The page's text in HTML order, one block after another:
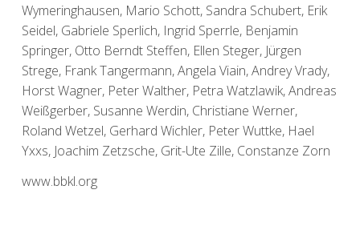
Wymeringhausen, Mario Schott, Sandra Schubert, Erik
Seidel, Gabriele Sperlich, Ingrid Sperrle, Benjamin
Springer, Otto Berndt Steffen, Ellen Steger, Jürgen
Strege, Frank Tangermann, Angela Viain, Andrey Vrady,
Horst Wagner, Peter Walther, Petra Watzlawik, Andreas
Weißgerber, Susanne Werdin, Christiane Werner,
Roland Wetzel, Gerhard Wichler, Peter Wuttke, Hael
Yxxs, Joachim Zetzsche, Grit-Ute Zille, Constanze Zorn
www.bbkl.org